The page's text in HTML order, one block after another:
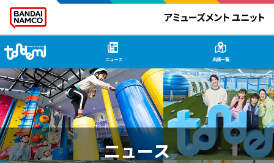
ニュース 店舗一覧
ニュース